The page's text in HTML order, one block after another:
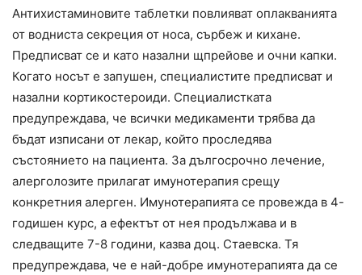
Антихистаминовите таблетки повлияват оплакванията
от водниста секреция от носа, сърбеж и кихане.
Предписват се и като назални щпрейове и очни капки.
Когато носът е запушен, специалистите предписват и
назални кортикостероиди. Специалистката
предупреждава, че всички медикаменти трябва да
бъдат изписани от лекар, който проследява
състоянието на пациента. За дългосрочно лечение,
алерголозите прилагат имунотерапия срещу
конкретния алерген. Имунотерапията се провежда в 4-
годишен курс, а ефектът от нея продължава и в
следващите 7-8 години, казва доц. Стаевска. Тя
предупреждава, че е най-добре имунотерапията да се